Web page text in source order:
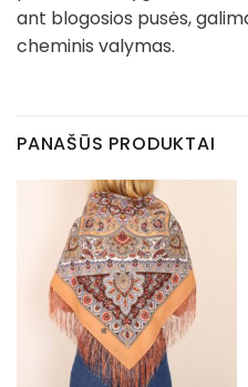
ant blogosios pusės,
cheminis valymas.
PANAŠŪS PRODUKTAI